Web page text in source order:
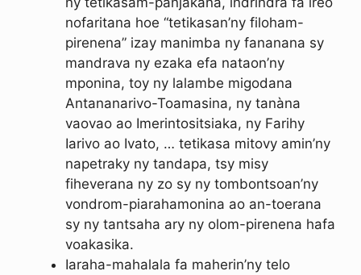
nofaritana hoe “tetikasan’ny filoham-
pirenena” izay manimba ny fananana sy
mandrava ny ezaka efa nataon’ny
mponina, toy ny lalambe migodana
Antananarivo-Toamasina, ny tanàna
vaovao ao Imerintositsiaka, ny Farihy
Iarivo ao Ivato, … tetikasa mitovy amin’ny
napetraky ny tandapa, tsy misy
fiheverana ny zo sy ny tombontsoan’ny
vondrom-piarahamonina ao an-toerana
sy ny tantsaha ary ny olom-pirenena hafa
voakasika.
Iaraha-mahalala fa maherin’ny telo